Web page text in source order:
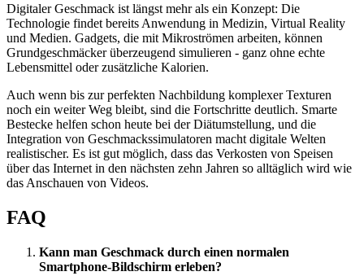
Digitaler Geschmack ist längst mehr als ein Konzept: Die
Technologie findet bereits Anwendung in Medizin, Virtual Reality
und Medien. Gadgets, die mit Mikroströmen arbeiten, können
Grundgeschmäcker überzeugend simulieren - ganz ohne echte
Lebensmittel oder zusätzliche Kalorien.
Auch wenn bis zur perfekten Nachbildung komplexer Texturen
noch ein weiter Weg bleibt, sind die Fortschritte deutlich. Smarte
Bestecke helfen schon heute bei der Diätumstellung, und die
Integration von Geschmackssimulatoren macht digitale Welten
realistischer. Es ist gut möglich, dass das Verkosten von Speisen
über das Internet in den nächsten zehn Jahren so alltäglich wird wie
das Anschauen von Videos.
FAQ
Kann man Geschmack durch einen normalen
Smartphone-Bildschirm erleben?